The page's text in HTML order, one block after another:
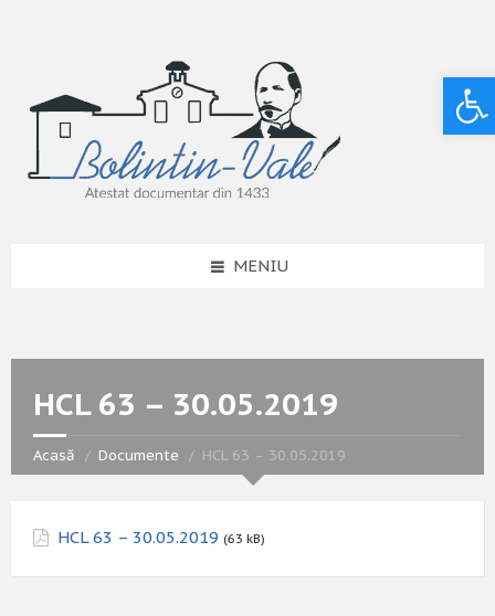
MENIU
HCL 63 – 30.05.2019
Acasă Documente HCL 63 – 30.05.2019
HCL 63 – 30.05.2019 (63 kB)
Deschide bara de unelte